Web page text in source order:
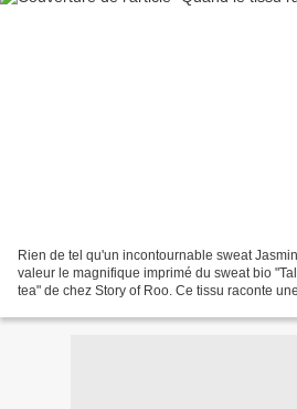
Rien de tel qu'un incontournable sweat
valeur le magnifique imprimé du sweat bio
tea" de chez Story of Roo. Ce tissu raconte